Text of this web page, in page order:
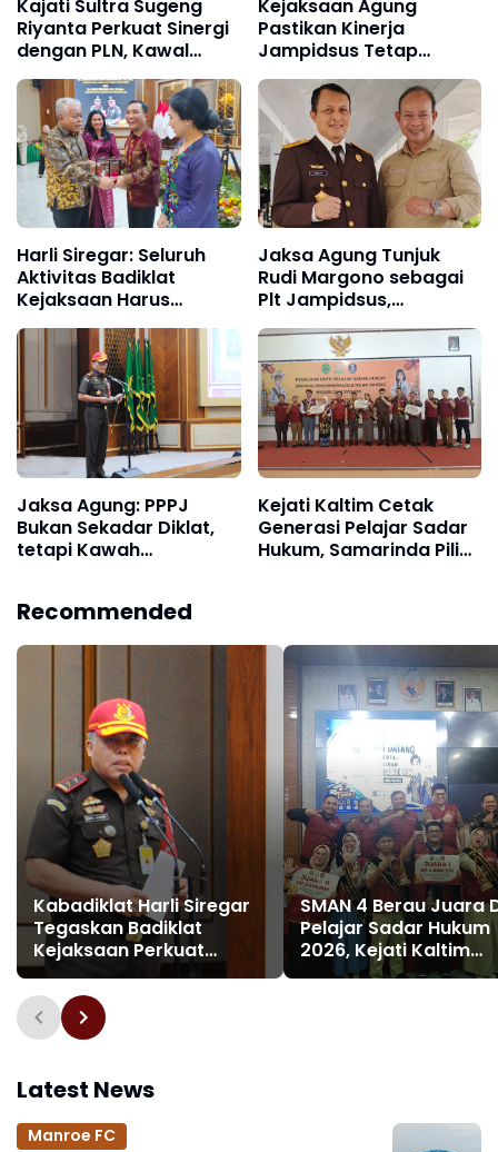
Kajati Sultra Sugeng
Riyanta Perkuat Sinergi
dengan PLN, Kawal
Program Strategis
Ketenagalistrikan
Berlandaskan Kepastian
Hukum
Kejaksaan Agung
Pastikan Kinerja
Jampidsus Tetap
Berjalan Usai
Pengunduran Diri Febrie
Adriansyah
Harli Siregar: Seluruh
Aktivitas Badiklat
Kejaksaan Harus
Dipublikasikan untuk
Membangun
Kepercayaan Publik,
Leonard Simanjuntak
Titipkan Transformasi
Badiklat kepada Harli
Jaksa Agung Tunjuk
Rudi Margono sebagai
Plt Jampidsus,
Penanganan Perkara
Dipastikan Tetap
Berjalan
Jaksa Agung: PPPJ
Bukan Sekadar Diklat,
tetapi Kawah
Berintegritas dan
Profesional
Kejati Kaltim Cetak
Generasi Pelajar Sadar
Hukum, Samarinda Pilih
Recommended
Kabadiklat Harli Siregar
Tegaskan Badiklat
Kejaksaan Perkuat
Kompetensi Jaksa
melalui Pelatihan
Implementasi KUHP dan
KUHAP Nasional
SMAN 4 Berau Juara
Pelajar Sadar Hukum
2026, Kejati Kaltim
Siapkan Agen
Latest News
Manroe FC